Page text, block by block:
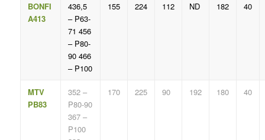
BONFI
A413
436,5
– P63-
71 456
– P80-
90 466
– P100
155 224 112 ND 182 40
MTV
PB83
352 –
P80-90
367 –
P100
170 225 90 192 180 40